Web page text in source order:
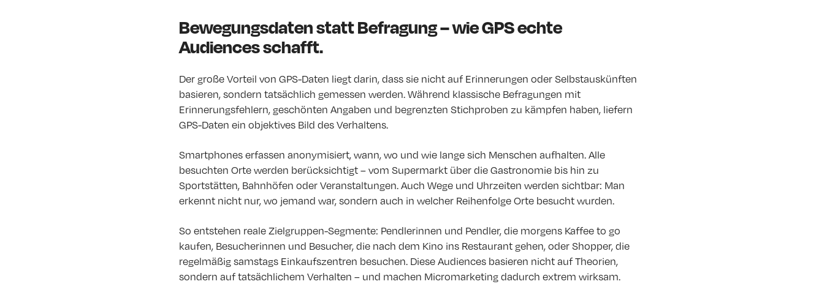
Bewegungsdaten statt Befragung – wie GPS echte
Audiences schafft.
Der große Vorteil von GPS-Daten liegt darin, dass sie nicht auf Erinnerungen oder Selbstauskünften
basieren, sondern tatsächlich gemessen werden. Während klassische Befragungen mit
Erinnerungsfehlern, geschönten Angaben und begrenzten Stichproben zu kämpfen haben, liefern
GPS-Daten ein objektives Bild des Verhaltens.
Smartphones erfassen anonymisiert, wann, wo und wie lange sich Menschen aufhalten. Alle
besuchten Orte werden berücksichtigt – vom Supermarkt über die Gastronomie bis hin zu
Sportstätten, Bahnhöfen oder Veranstaltungen. Auch Wege und Uhrzeiten werden sichtbar: Man
erkennt nicht nur, wo jemand war, sondern auch in welcher Reihenfolge Orte besucht wurden.
So entstehen reale Zielgruppen-Segmente: Pendlerinnen und Pendler, die morgens Kaffee to go
kaufen, Besucherinnen und Besucher, die nach dem Kino ins Restaurant gehen, oder Shopper, die
regelmäßig samstags Einkaufszentren besuchen. Diese Audiences basieren nicht auf Theorien,
sondern auf tatsächlichem Verhalten – und machen Micromarketing dadurch extrem wirksam.